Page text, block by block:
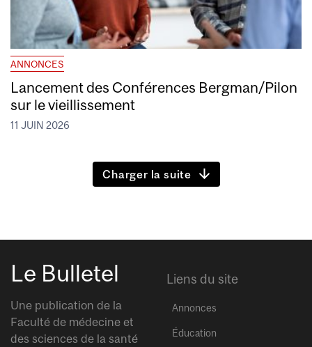
ANNONCES
Lancement des Conférences Bergman/Pilon
sur le vieillissement
11 JUIN 2026
Charger la suite
Le Bulletel
Une publication de la
Faculté de médecine et
des sciences de la santé
Liens du site
Annonces
Éducation